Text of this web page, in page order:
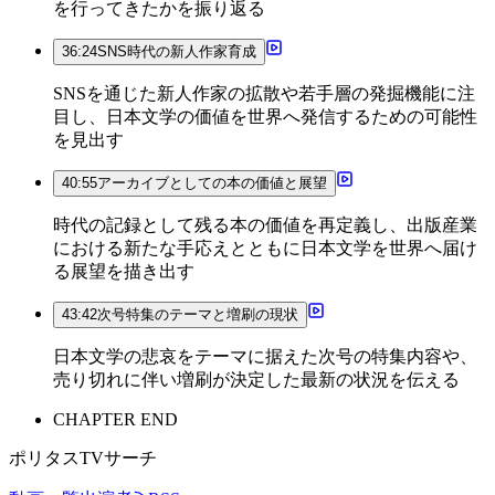
を行ってきたかを振り返る
36:24SNS時代の新人作家育成
SNSを通じた新人作家の拡散や若手層の発掘機能に注
目し、日本文学の価値を世界へ発信するための可能性
を見出す
40:55アーカイブとしての本の価値と展望
時代の記録として残る本の価値を再定義し、出版産業
における新たな手応えとともに日本文学を世界へ届け
る展望を描き出す
43:42次号特集のテーマと増刷の現状
日本文学の悲哀をテーマに据えた次号の特集内容や、
売り切れに伴い増刷が決定した最新の状況を伝える
CHAPTER END
ポリタスTVサーチ